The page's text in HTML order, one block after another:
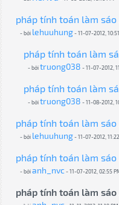
pháp tính toán làm sáo
- bởi lehuuhung- 11-07-2012,
pháp tính toán làm
- bởitruong038 - 11-07-2012,
pháp tính toán làm
- bởitruong038 - 11-08-2012,
pháp tính toán làm sáo
- bởi lehuuhung- 11-07-2012,
pháp tính toán làm sáo
- bởianh_nvc- 11-07-2012, 02:55
pháp tính toán làm sáo